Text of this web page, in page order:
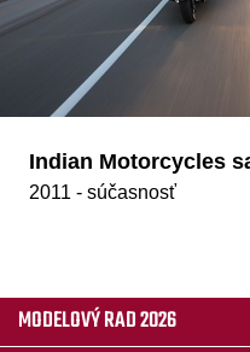
Indian Motorcycles
2011 - súčasnosť
MODELOVÝ RAD 2026